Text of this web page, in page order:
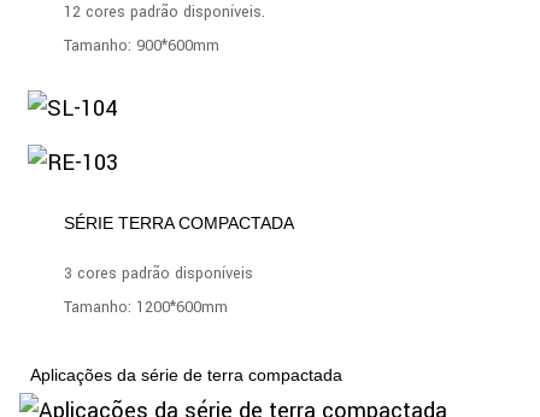
12 cores padrão disponíveis.
Tamanho: 900*600mm
SÉRIE TERRA COMPACTADA
3 cores padrão disponíveis
Tamanho: 1200*600mm
Aplicações da série de terra compactada